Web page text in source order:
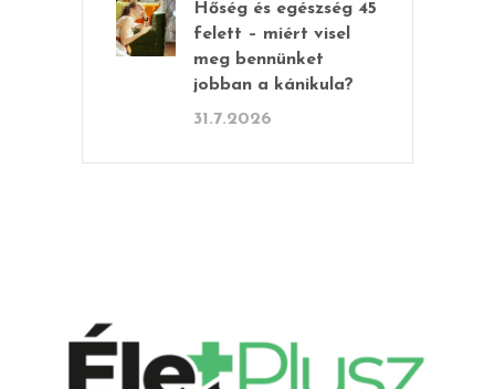
Hőség és egészség 45
felett – miért visel
meg bennünket
jobban a kánikula?
31.7.2026